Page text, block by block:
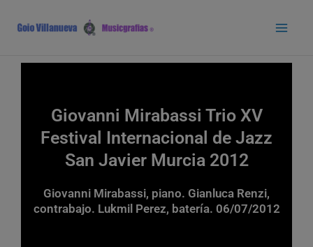
contenido
Giovanni Mirabassi Trio XV
Festival Internacional de Jazz
San Javier Murcia 2012
Giovanni Mirabassi, piano. Gianluca Renzi,
contrabajo. Lukmil Perez, batería. 06/07/2012